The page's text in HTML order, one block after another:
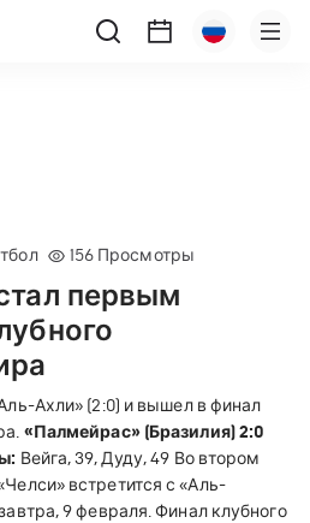
156 Просмотры
первым
Ахли» (2:0) и вышел в финал
«Палмейрас» (Бразилия) 2:0
Вейга, 39, Дуду, 49 Во втором
встретится с «Аль-
9 февраля. Финал клубного